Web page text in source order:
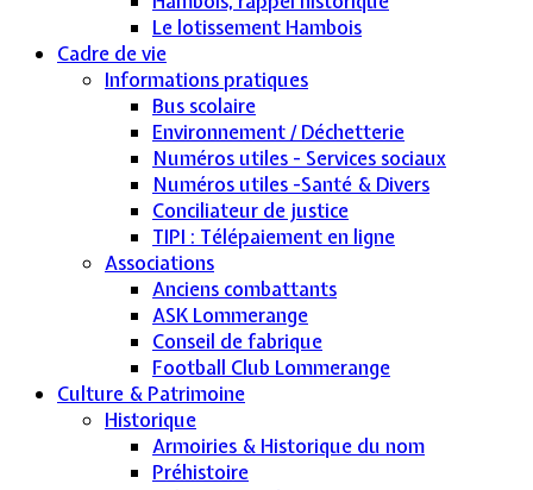
Le lotissement Hambois
Cadre de vie
Informations pratiques
Bus scolaire
Environnement / Déchetterie
Numéros utiles - Services sociaux
Numéros utiles -Santé & Divers
Conciliateur de justice
TIPI : Télépaiement en ligne
Associations
Anciens combattants
ASK Lommerange
Conseil de fabrique
Football Club Lommerange
Culture & Patrimoine
Historique
Armoiries & Historique du nom
Préhistoire